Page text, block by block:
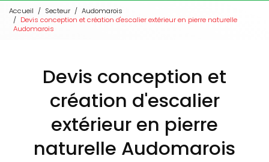
Accueil Secteur
Audomarois
Devis conception et création d'escalier extérieur en pierre naturelle
Audomarois
Devis conception et
création d'escalier
extérieur en pierre
naturelle Audomarois